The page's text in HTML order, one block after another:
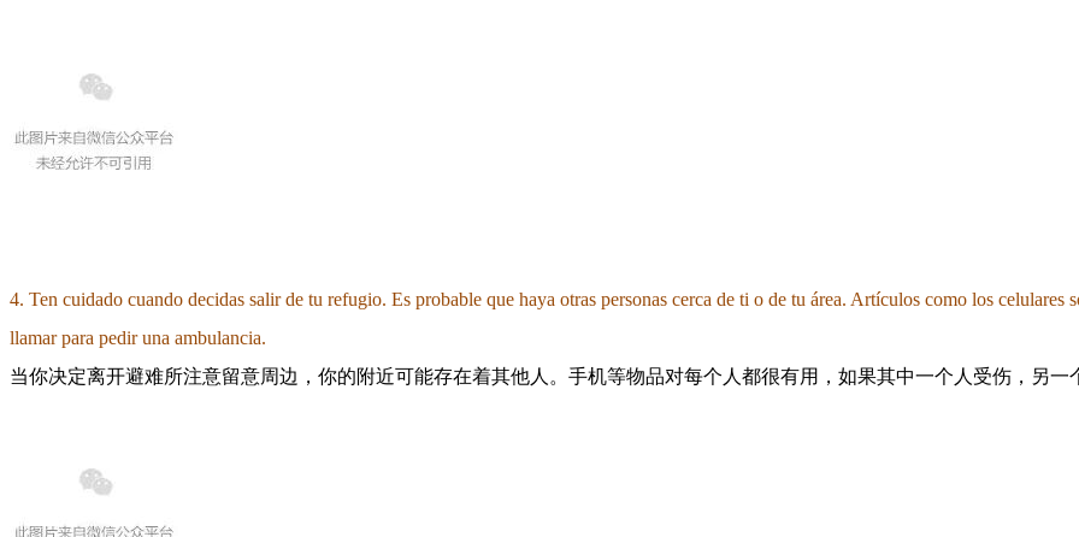
4. Ten cuidado cuando decidas salir de tu refugio. Es probable que haya otras personas cerca de ti o de tu área. Artículos como los celulares
llamar para pedir una ambulancia.
当你决定离开避难所注意留意周边，你的附近可能存在着其他人。手机等物品对每个人都很有用，如果其中一个人受伤，另一